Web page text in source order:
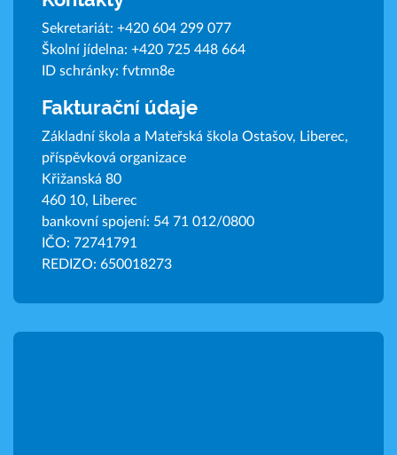
Sekretariát: +420 604 299 077
Školní jídelna: +420 725 448 664
ID schránky: fvtmn8e
Fakturační údaje
Základní škola a Mateřská škola Ostašov, Liberec,
příspěvková organizace
Křižanská 80
460 10, Liberec
bankovní spojení: 54 71 012/0800
IČO: 72741791
REDIZO: 650018273